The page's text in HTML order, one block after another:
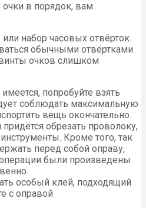
очки в порядок, вам
набор часовых отвёрток.
обычными отвёртками
винты очков слишком
попробуйте взять
соблюдать максимальную
вещь окончательно.
обрезать проволоку,
Кроме того, так
перед собой оправу,
были произведены
особый клей, подходящий
с оправой